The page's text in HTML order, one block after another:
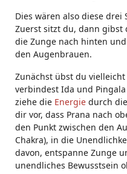
Dies wären also diese
Zuerst sitzt du, dann gibst
die Zunge nach hinten
den Augenbrauen.
Zunächst übst du vielleicht
verbindest Ida und
ziehe die Energie durch
dir vor, dass Prana nach
den Punkt zwischen den
Chakra), in die
davon, entspanne Zunge
unendliches Bewusstsein